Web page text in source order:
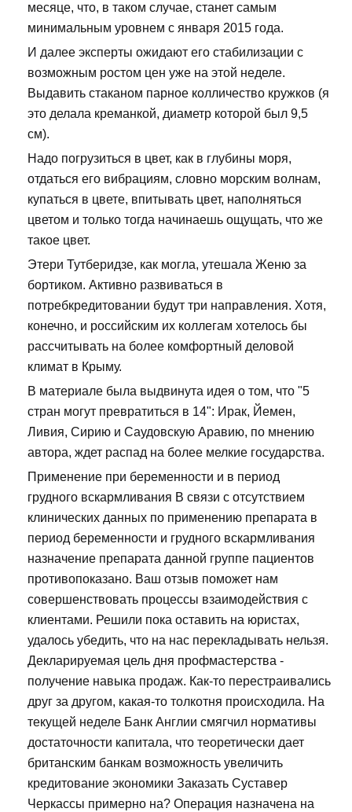
месяце, что, в таком случае, станет самым
минимальным уровнем с января 2015 года.
И далее эксперты ожидают его стабилизации с
возможным ростом цен уже на этой неделе.
Выдавить стаканом парное колличество кружков (я
это делала креманкой, диаметр которой был 9,5
см).
Надо погрузиться в цвет, как в глубины моря,
отдаться его вибрациям, словно морским волнам,
купаться в цвете, впитывать цвет, наполняться
цветом и только тогда начинаешь ощущать, что же
такое цвет.
Этери Тутберидзе, как могла, утешала Женю за
бортиком. Активно развиваться в
потребкредитовании будут три направления. Хотя,
конечно, и российским их коллегам хотелось бы
рассчитывать на более комфортный деловой
климат в Крыму.
В материале была выдвинута идея о том, что "5
стран могут превратиться в 14": Ирак, Йемен,
Ливия, Сирию и Саудовскую Аравию, по мнению
автора, ждет распад на более мелкие государства.
Применение при беременности и в период
грудного вскармливания В связи с отсутствием
клинических данных по применению препарата в
период беременности и грудного вскармливания
назначение препарата данной группе пациентов
противопоказано. Ваш отзыв поможет нам
совершенствовать процессы взаимодействия с
клиентами. Решили пока оставить на юристах,
удалось убедить, что на нас перекладывать нельзя.
Декларируемая цель дня профмастерства -
получение навыка продаж. Как-то перестраивались
друг за другом, какая-то толкотня происходила. На
текущей неделе Банк Англии смягчил нормативы
достаточности капитала, что теоретически дает
британским банкам возможность увеличить
кредитование экономики Заказать Суставер
Черкассы примерно на? Операция назначена на